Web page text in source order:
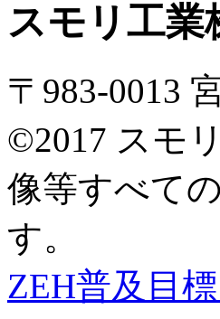
スモリ工業
〒983-0013
©2017 スモ
像等すべて
す。
ZEH普及目